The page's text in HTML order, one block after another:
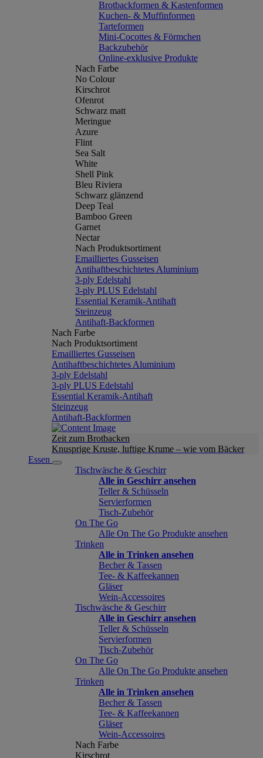
Brotbackformen & Kastenformen
Kuchen- & Muffinformen
Tarteformen
Mini-Cocottes & Förmchen
Backzubehör
Online-exklusive Produkte
Nach Farbe
No Colour
Kirschrot
Ofenrot
Schwarz matt
Meringue
Azure
Flint
Sea Salt
White
Shell Pink
Bleu Riviera
Schwarz glänzend
Deep Teal
Bamboo Green
Garnet
Nectar
Nach Produktsortiment
Emailliertes Gusseisen
Antihaftbeschichtetes Aluminium
3-ply Edelstahl
3-ply PLUS Edelstahl
Essential Keramik-Antihaft
Steinzeug
Antihaft-Backformen
Nach Farbe
Nach Produktsortiment
Emailliertes Gusseisen
Antihaftbeschichtetes Aluminium
3-ply Edelstahl
3-ply PLUS Edelstahl
Essential Keramik-Antihaft
Steinzeug
Antihaft-Backformen
Zeit zum Brotbacken
Knusprige Kruste, luftige Krume – wie vom Bäcker
Essen
Tischwäsche & Geschirr
Alle in Geschirr ansehen
Teller & Schüsseln
Servierformen
Tisch-Zubehör
On The Go
Alle On The Go Produkte ansehen
Trinken
Alle in Trinken ansehen
Becher & Tassen
Tee- & Kaffeekannen
Gläser
Wein-Accessoires
Tischwäsche & Geschirr
Alle in Geschirr ansehen
Teller & Schüsseln
Servierformen
Tisch-Zubehör
On The Go
Alle On The Go Produkte ansehen
Trinken
Alle in Trinken ansehen
Becher & Tassen
Tee- & Kaffeekannen
Gläser
Wein-Accessoires
Nach Farbe
Kirschrot